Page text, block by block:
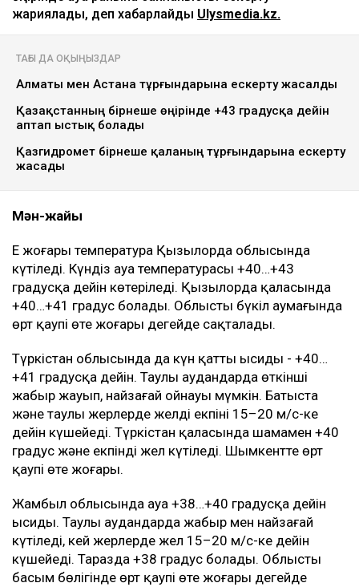
жариялады, деп хабарлайды Ulysmedia.kz.
ТАҒЫ ДА ОҚЫҢЫЗДАР
Алматы мен Астана тұрғындарына ескерту жасалды
Қазақстанның бірнеше өңірінде +43 градусқа дейін
аптап ыстық болады
Қазгидромет бірнеше қаланың тұрғындарына ескерту
жасады
Мән-жайы
Ең жоғары температура Қызылорда облысында
күтіледі. Күндіз ауа температурасы +40…+43
градусқа дейін көтеріледі. Қызылорда қаласында
+40…+41 градус болады. Облыстың бүкіл аумағында
өрт қаупі өте жоғары деңгейде сақталады.
Түркістан облысында да күн қатты ысиды - +40…
+41 градусқа дейін. Таулы аудандарда өткінші
жаңбыр жауып, найзағай ойнауы мүмкін. Батыста
және таулы жерлерде желдің екпіні 15–20 м/с-ке
дейін күшейеді. Түркістан қаласында шамамен +40
градус және екпінді жел күтіледі. Шымкентте өрт
қаупі өте жоғары.
Жамбыл облысында ауа +38…+40 градусқа дейін
ысиды. Таулы аудандарда жаңбыр мен найзағай
күтіледі, кей жерлерде жел 15–20 м/с-ке дейін
күшейеді. Таразда +38 градус болады. Облыстың
басым бөлігінде өрт қаупі өте жоғары деңгейде